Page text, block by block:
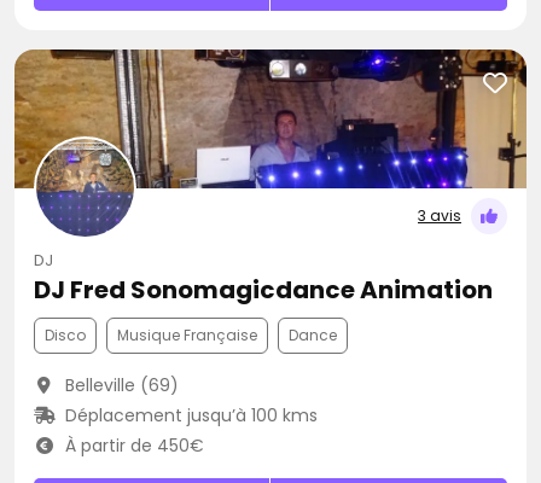
3 avis
DJ
DJ Fred Sonomagicdance Animation
Disco Musique Française Dance
Belleville (69)
Déplacement jusqu’à 100 kms
À partir de 450€